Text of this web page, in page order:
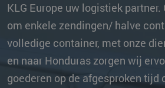
KLG Europe uw logistiek partner.
om enkele zendingen/ halve
volledige container, met onze
en naar Honduras zorgen wij
goederen op de afgesproken tijd